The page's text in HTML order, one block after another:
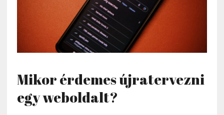
Mikor érdemes újratervezni
egy weboldalt?